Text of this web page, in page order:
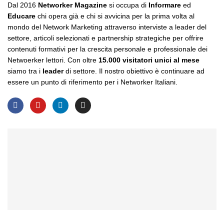
Dal 2016 Networker Magazine si occupa di Informare ed
Educare chi opera già e chi si avvicina per la prima volta al
mondo del Network Marketing attraverso interviste a leader del
settore, articoli selezionati e partnership strategiche per offrire
contenuti formativi per la crescita personale e professionale dei
Netwoerker lettori. Con oltre 15.000 visitatori unici al mese
siamo tra i leaderdi settore. Il nostro obiettivo è continuare ad
essere un punto di riferimento per i Networker Italiani.